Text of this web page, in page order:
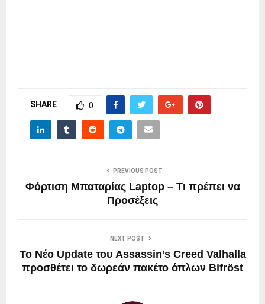
SHARE 0
PREVIOUS POST
Φόρτιση Μπαταρίας Laptop – Τι πρέπει να
Προσέξεις
NEXT POST
Το Νέο Update του Assassin’s Creed Valhalla
προσθέτει το δωρεάν πακέτο όπλων Bifröst